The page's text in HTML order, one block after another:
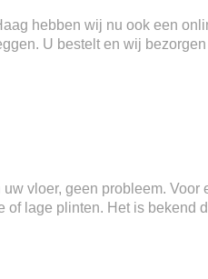
hebben wij nu ook een
U bestelt en wij
vloer, geen probleem. Voor
lage plinten. Het is bekend